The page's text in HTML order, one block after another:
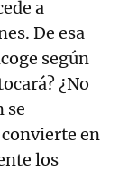
a
De esa
según
¿No
se
en
los